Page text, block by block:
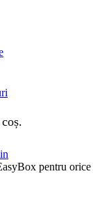
pentru orice